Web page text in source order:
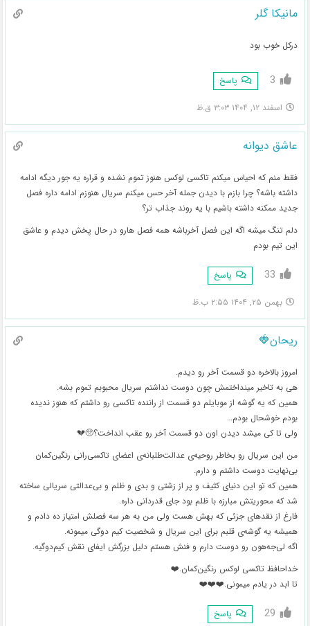
مانیکا گلر
درکل خوب بود
3 پاسخ
اسفند ۱۲, ۱۴۰۴ ۳:۰۳ ق.ظ
عاشق دیوانه
فقط منم که احیاس میکنم تاکسی لوکس هنوز تموم نشده و قراره یه جور دیگه ادامه
داشته باشه؟ چرا بازم با دیدن جمله آخر حس میکنم سریال هنوزم ادامه داره فصل
جدید ممکنه داشته باشیم با یه روند جذاب تر؟
دلم تنگ میشه اگه این فصل آخرباشه همه فصل هارو در حال پخش دیدم و عاشق
این تیم بودم
33 پاسخ
بهمن ۲۵, ۱۴۰۴ ۲:۵۵ ب.ظ
ریحان🍓
امروز بالاخره دو قسمت آخر رو دیدم.
هی به تاخیر مینداختمش چون دوست نداشتم سریال محبوبم تموم بشه.
همین که یه گوشه از موبایلم دو قسمت از راننده تاکسی رو داشتم که هنوز ندیده
بودم خوشحال بودم…
ولی تا کی میشد دیدن اون دو قسمت آخر رو عقب انداخت؟🥺💔
من این سریال رو بخاطر روحیه‌ی عدالت‌طلبانه‌ی اعضای تاکسی‌رانی رنگین‌کمان
بی‌نهایت دوست داشتم و دارم.
همین که تو این دنیای کثیف و پر از زشتی و بدی و ظلم و بی‌عدالتی سریالی ساخته
شد که محوریتش مبارزه با ظلم بود جای قدردانی داره.
فارغ از نقدهای جزئی که بهش هست ولی من به هر سه فصلش امتیاز ده دادم و
همیشه یه گوشه‌ی قلبم برای این سریال و شخصیت کیم دوگی میمونه.
اگه لی‌جه‌هون رو دوست دارم و فنش هستم دلیل بزرگش ایفای نقش کیم‌دوگیه.
خداحافظ تاکسی لوکس رنگین‌کمان.❤️
تا ابد در یادم میمونی.❤️❤️❤️
29 پاسخ